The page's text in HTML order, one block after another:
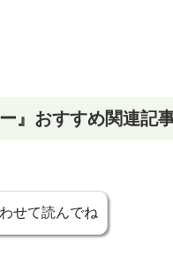
ー』おすすめ関連記
せて読んでね